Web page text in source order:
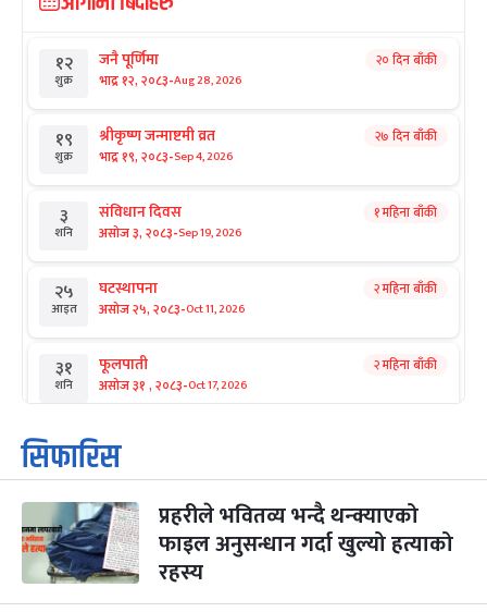
१२
शुक्र
जनै पूर्णिमा
भाद्र १२, २०८३-Aug 28, 2026
२० दिन बाँकी
१९
शुक्र
श्रीकृष्ण जन्माष्टमी व्रत
भाद्र १९, २०८३-Sep 4, 2026
२७ दिन बाँकी
३
शनि
संविधान दिवस
असोज ३, २०८३-Sep 19, 2026
१ महिना बाँकी
२५
आइत
घटस्थापना
असोज २५, २०८३-Oct 11, 2026
२ महिना बाँकी
३१
शनि
फूलपाती
असोज ३१ , २०८३-Oct 17, 2026
२ महिना बाँकी
१
आइत
कार्तिक सङ्क्रान्ति
कार्तिक १, २०८३
३
मंगल
महानवमी
कार्तिक ३, २०८३-Oct 20, 2026
२ महिना बाँकी
४
सिफारिस
प्रहरीले भवितव्य भन्दै थन्क्याएको
फाइल अनुसन्धान गर्दा खुल्यो हत्याको
रहस्य